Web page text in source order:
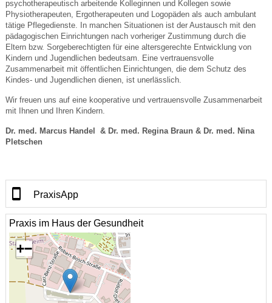
psychotherapeutisch arbeitende Kolleginnen und Kollegen sowie
Physiotherapeuten, Ergotherapeuten und Logopäden als auch ambulant
tätige Pflegedienste. In manchen Situationen ist der Austausch mit den
pädagogischen Einrichtungen nach vorheriger Zustimmung durch die
Eltern bzw. Sorgeberechtigten für eine altersgerechte Entwicklung von
Kindern und Jugendlichen bedeutsam. Eine vertrauensvolle
Zusammenarbeit mit öffentlichen Einrichtungen, die dem Schutz des
Kindes- und Jugendlichen dienen, ist unerlässlich.
Wir freuen uns auf eine kooperative und vertrauensvolle Zusammenarbeit
mit Ihnen und Ihren Kindern.
Dr. med. Marcus Handel & Dr. med. Regina Braun & Dr. med. Nina
Pletschen
PraxisApp
Praxis im Haus der Gesundheit
+−